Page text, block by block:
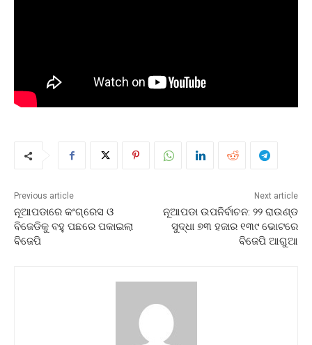
Previous article
ନୂଆପଡାରେ କଂଗ୍ରେସ ଓ
ବିଜେଡିକୁ ବହୁ ପଛରେ ପକାଇଲା
ବିଜେପି
Next article
ନୂଆପଡା ଉପନିର୍ବାଚନ: ୨୨ ରାଉଣ୍ଡ
ସୁଦ୍ଧା ୭୩ ହଜାର ୧୩୯ ଭୋଟରେ
ବିଜେପି ଆଗୁଆ